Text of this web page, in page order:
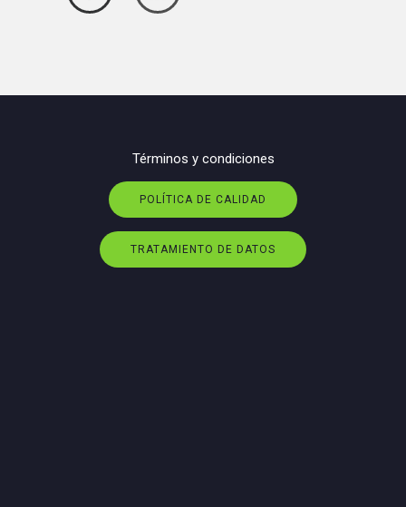
Términos y condiciones
POLÍTICA DE CALIDAD
TRATAMIENTO DE DATOS